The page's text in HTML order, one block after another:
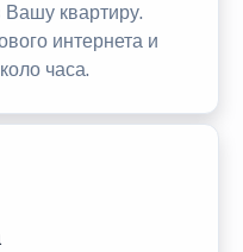
Вашу квартиру.
интернета и
часа.